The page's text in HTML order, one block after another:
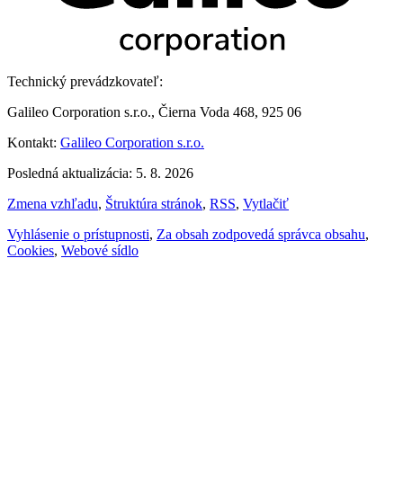
Technický prevádzkovateľ:
Galileo Corporation s.r.o., Čierna Voda 468, 925 06
Kontakt: Galileo Corporation s.r.o.
Posledná aktualizácia: 5. 8. 2026
Zmena vzhľadu, Štruktúra stránok, RSS, Vytlačiť
Vyhlásenie o prístupnosti, Za obsah zodpovedá správca obsahu,
Cookies, Webové sídlo